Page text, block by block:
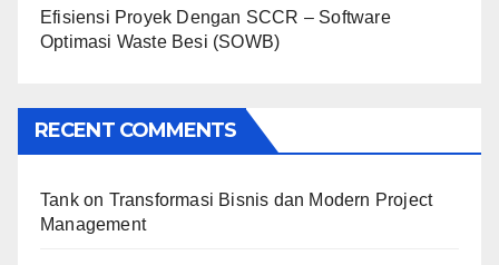
Efisiensi Proyek Dengan SCCR – Software
Optimasi Waste Besi (SOWB)
RECENT COMMENTS
Tankon Transformasi Bisnis dan Modern Project
Management